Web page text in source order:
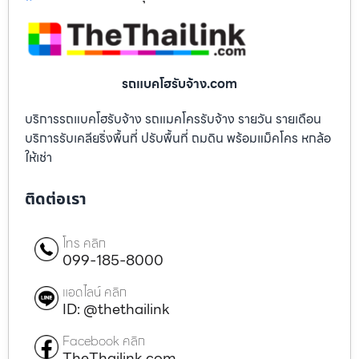
รถแบคโฮรับจ้าง.com
บริการรถแบคโฮรับจ้าง รถแมคโครรับจ้าง รายวัน รายเดือน
บริการรับเคลียริ่งพื้นที่ ปรับพื้นที่ ถมดิน พร้อมแม็คโคร หกล้อ
ให้เช่า
ติดต่อเรา
โทร คลิก
099-185-8000
แอดไลน์ คลิก
ID: @thethailink
Facebook คลิก